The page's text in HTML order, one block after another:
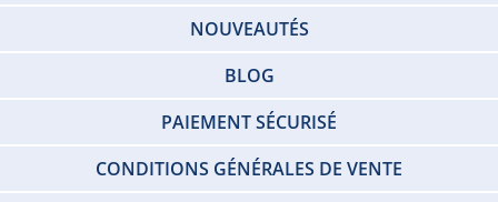
NOUVEAUTÉS
BLOG
PAIEMENT SÉCURISÉ
CONDITIONS GÉNÉRALES DE VENTE